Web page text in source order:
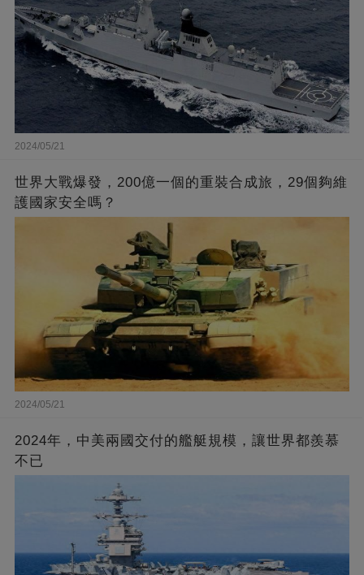
2024/05/21
世界大戰爆發，200億一個的重裝合成旅，29個夠維
護國家安全嗎？
2024/05/21
2024年，中美兩國交付的艦艇規模，讓世界都羨慕
不已